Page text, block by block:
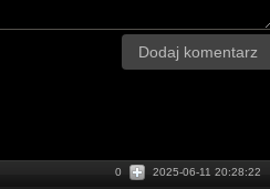
Dodaj komentarz
2025-06-11 20:28:22
0